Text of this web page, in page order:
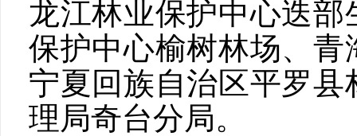
龙江林业保护中心迭
保护中心榆树林场、
宁夏回族自治区平罗
理局奇台分局。